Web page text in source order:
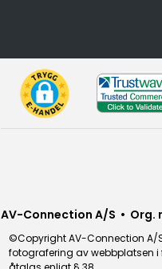
AV-Connection A/S • Org.
©Copyright AV-Connection A/
fotografering av webbplatsen